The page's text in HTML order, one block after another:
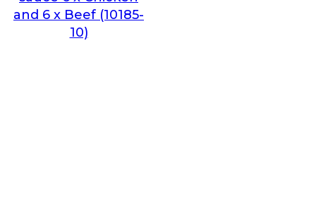
and 6 x Beef (10185-
10)